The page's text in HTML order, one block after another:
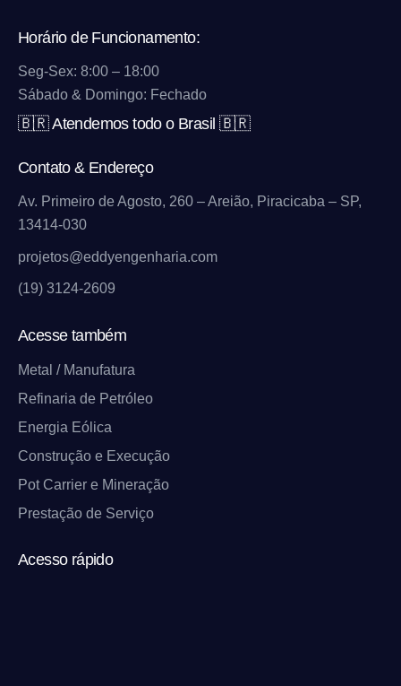
Horário de Funcionamento:
Seg-Sex: 8:00 – 18:00
Sábado & Domingo: Fechado
🇧🇷 Atendemos todo o Brasil 🇧🇷
Contato & Endereço
Av. Primeiro de Agosto, 260 – Areião, Piracicaba – SP,
13414-030
projetos@eddyengenharia.com
(19) 3124-2609
Acesse também
Metal / Manufatura
Refinaria de Petróleo
Energia Eólica
Construção e Execução
Pot Carrier e Mineração
Prestação de Serviço
Acesso rápido